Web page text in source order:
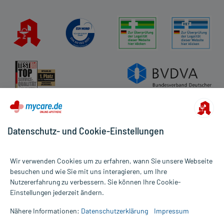
Impressum
Datenschutz
Cookie-Einstellungen
Rückgabe/Widerruf
Alle Preise gelten inkl. MwSt., ggf. zzgl. Versandkosten
Informationen auf dieser Website werden ausschließlich für
die Untersuchung und Behandlung durch einen Arzt. Bitte
Datenschutz- und Cookie-Einstellungen
Wir verwenden Cookies um zu erfahren, wann Sie unsere Webseite
besuchen und wie Sie mit uns interagieren, um Ihre
Nutzererfahrung zu verbessern. Sie können Ihre Cookie-
Einstellungen jederzeit ändern.
Nähere Informationen: Datenschutzerklärung Impressum